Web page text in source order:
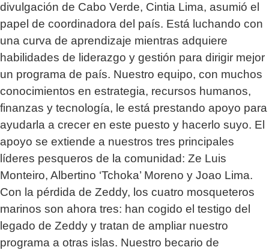
divulgación de Cabo Verde, Cintia Lima, asumió el
papel de coordinadora del país. Está luchando con
una curva de aprendizaje mientras adquiere
habilidades de liderazgo y gestión para dirigir mejor
un programa de país. Nuestro equipo, con muchos
conocimientos en estrategia, recursos humanos,
finanzas y tecnología, le está prestando apoyo para
ayudarla a crecer en este puesto y hacerlo suyo. El
apoyo se extiende a nuestros tres principales
líderes pesqueros de la comunidad: Ze Luis
Monteiro, Albertino ‘Tchoka’ Moreno y Joao Lima.
Con la pérdida de Zeddy, los cuatro mosqueteros
marinos son ahora tres: han cogido el testigo del
legado de Zeddy y tratan de ampliar nuestro
programa a otras islas. Nuestro becario de